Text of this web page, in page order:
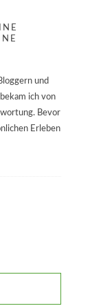
und
ich von
Bevor
Erleben